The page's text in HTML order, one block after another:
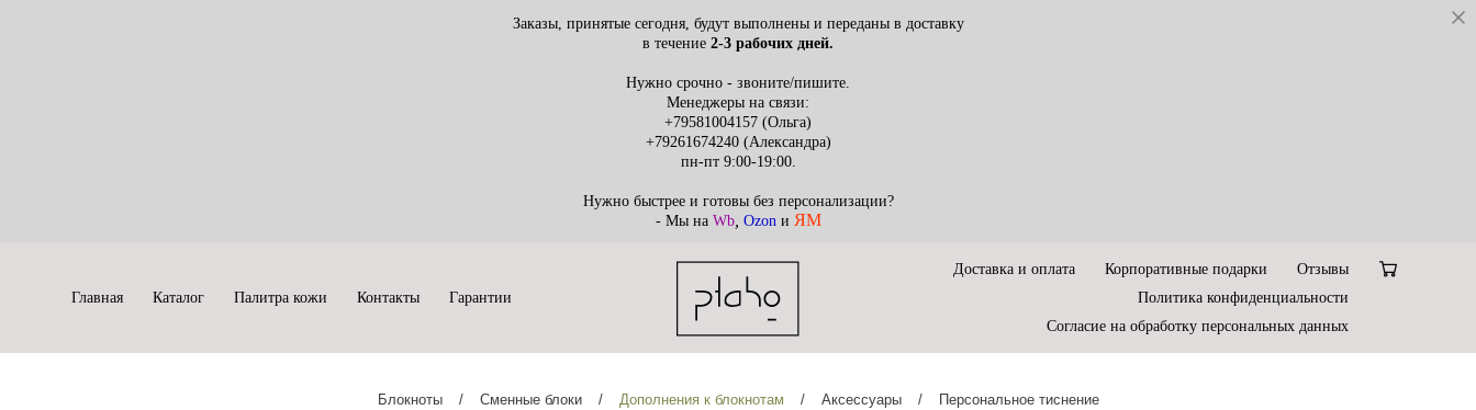
Заказы, принятые сегодня, будут выполнены и переданы в доставку
в течение 2-3 рабочих дней.
Нужно срочно - звоните/пишите.
Менеджеры на связи:
+79581004157 (Ольга)
+79261674240(Александра)
пн-пт 9:00-19:00.
Нужно быстрее и готовы без персонализации?
- Мы на Wb, Ozon и ЯМ
Главная Каталог Палитра кожи Контакты Гарантии
Доставка и оплата Корпоративные подарки
Отзывы
Политика конфиденциальности
Согласие на обработку персональных данных
Блокноты / Сменные блоки / Дополнения к блокнотам / Аксессуары / Персональное тиснение